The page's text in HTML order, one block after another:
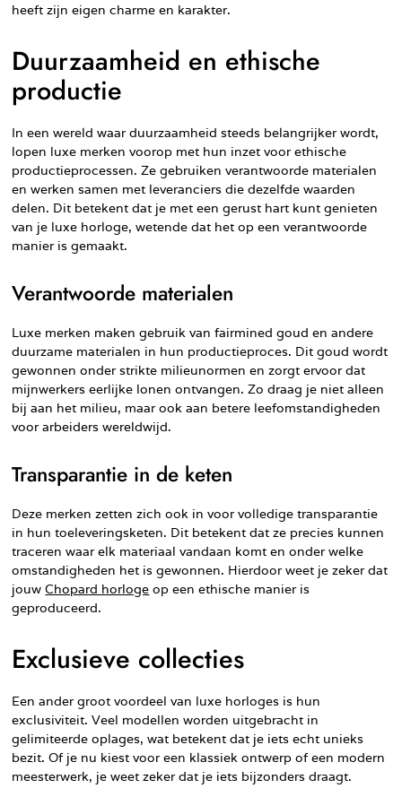
heeft zijn eigen charme en karakter.
Duurzaamheid en ethische
productie
In een wereld waar duurzaamheid steeds belangrijker wordt,
lopen luxe merken voorop met hun inzet voor ethische
productieprocessen. Ze gebruiken verantwoorde materialen
en werken samen met leveranciers die dezelfde waarden
delen. Dit betekent dat je met een gerust hart kunt genieten
van je luxe horloge, wetende dat het op een verantwoorde
manier is gemaakt.
Verantwoorde materialen
Luxe merken maken gebruik van fairmined goud en andere
duurzame materialen in hun productieproces. Dit goud wordt
gewonnen onder strikte milieunormen en zorgt ervoor dat
mijnwerkers eerlijke lonen ontvangen. Zo draag je niet alleen
bij aan het milieu, maar ook aan betere leefomstandigheden
voor arbeiders wereldwijd.
Transparantie in de keten
Deze merken zetten zich ook in voor volledige transparantie
in hun toeleveringsketen. Dit betekent dat ze precies kunnen
traceren waar elk materiaal vandaan komt en onder welke
omstandigheden het is gewonnen. Hierdoor weet je zeker dat
jouwChopard horloge op een ethische manier is
geproduceerd.
Exclusieve collecties
Een ander groot voordeel van luxe horloges is hun
exclusiviteit. Veel modellen worden uitgebracht in
gelimiteerde oplages, wat betekent dat je iets echt unieks
bezit. Of je nu kiest voor een klassiek ontwerp of een modern
meesterwerk, je weet zeker dat je iets bijzonders draagt.